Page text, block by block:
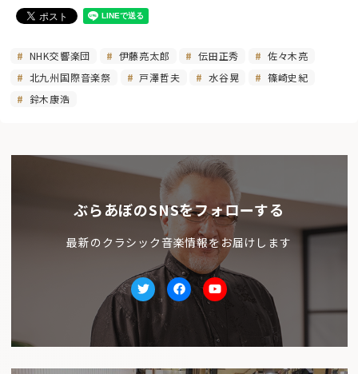
NHK交響楽団 伊藤亮太郎 伝田正秀
佐々木亮
北九州国際音楽祭
戸澤哲夫 水谷晃
篠崎史紀
鈴木康浩
ぶらあぼのSNSをフォローする
最新のクラシック音楽情報をお届けします
TwitterfacebookYoutube